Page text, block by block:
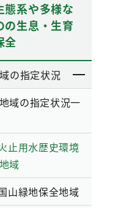
態系や多様な
の生息・生育
全
の指定状況
域の指定状況一
止用水歴史環境
域
山緑地保全地域